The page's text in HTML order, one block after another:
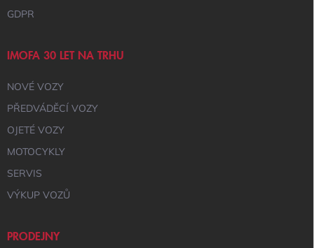
GDPR
IMOFA 30 LET NA TRHU
NOVÉ VOZY
PŘEDVÁDĚCÍ VOZY
OJETÉ VOZY
MOTOCYKLY
SERVIS
VÝKUP VOZŮ
PRODEJNY